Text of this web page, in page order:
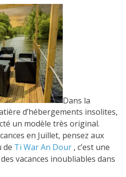
Dans la
d’hébergements insolites,
un modèle très original.
en Juillet, pensez aux
de Ti War An Dour , c’est une
vacances inoubliables dans